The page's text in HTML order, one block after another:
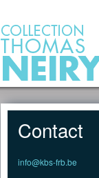
Contact
info@kbs-frb.be